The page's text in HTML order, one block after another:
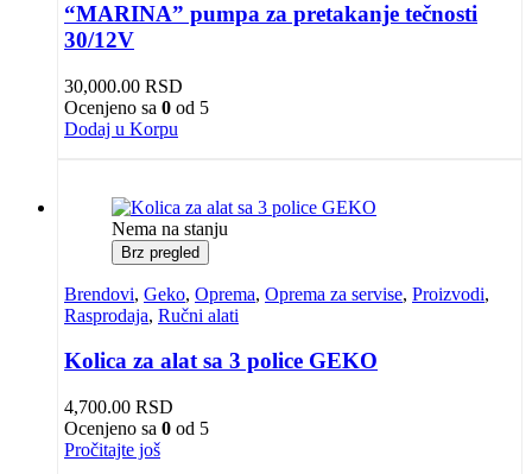
“MARINA” pumpa za pretakanje tečnosti
30/12V
30,000.00 RSD
Ocenjeno sa 0 od 5
Dodaj u Korpu
Nema na stanju
Brz pregled
Brendovi, Geko, Oprema, Oprema za servise, Proizvodi,
Rasprodaja, Ručni alati
Kolica za alat sa 3 police GEKO
4,700.00 RSD
Ocenjeno sa 0 od 5
Pročitajte još